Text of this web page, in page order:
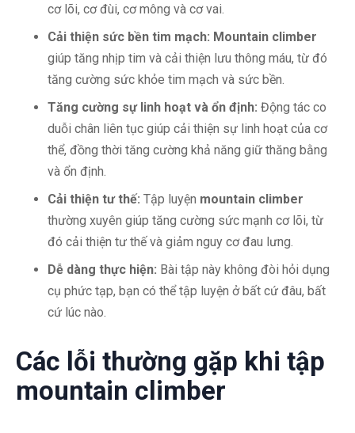
cơ lõi, cơ đùi, cơ mông và cơ vai.
Cải thiện sức bền tim mạch: Mountain climber
giúp tăng nhịp tim và cải thiện lưu thông máu, từ đó
tăng cường sức khỏe tim mạch và sức bền.
Tăng cường sự linh hoạt và ổn định: Động tác co
duỗi chân liên tục giúp cải thiện sự linh hoạt của cơ
thể, đồng thời tăng cường khả năng giữ thăng bằng
và ổn định.
Cải thiện tư thế: Tập luyện mountain climber
thường xuyên giúp tăng cường sức mạnh cơ lõi, từ
đó cải thiện tư thế và giảm nguy cơ đau lưng.
Dễ dàng thực hiện: Bài tập này không đòi hỏi dụng
cụ phức tạp, bạn có thể tập luyện ở bất cứ đâu, bất
cứ lúc nào.
Các lỗi thường gặp khi tập
mountain climber